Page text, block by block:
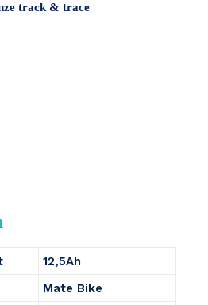
track & trace
12,5Ah
Mate Bike